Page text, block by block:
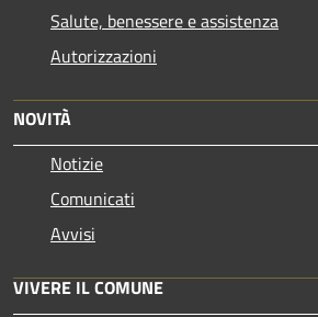
Salute, benessere e assistenza
Autorizzazioni
NOVITÀ
Notizie
Comunicati
Avvisi
VIVERE IL COMUNE